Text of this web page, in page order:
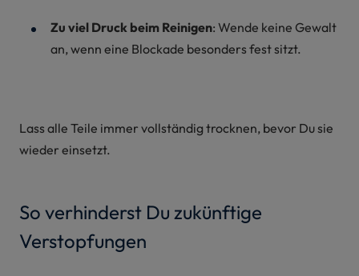
Zu viel Druck beim Reinigen: Wende keine Gewalt
an, wenn eine Blockade besonders fest sitzt.
Lass alle Teile immer vollständig trocknen, bevor Du sie
wieder einsetzt.
So verhinderst Du zukünftige
Verstopfungen